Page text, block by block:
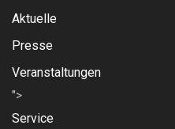
Aktuelle
Presse
Veranstaltungen
">
Service